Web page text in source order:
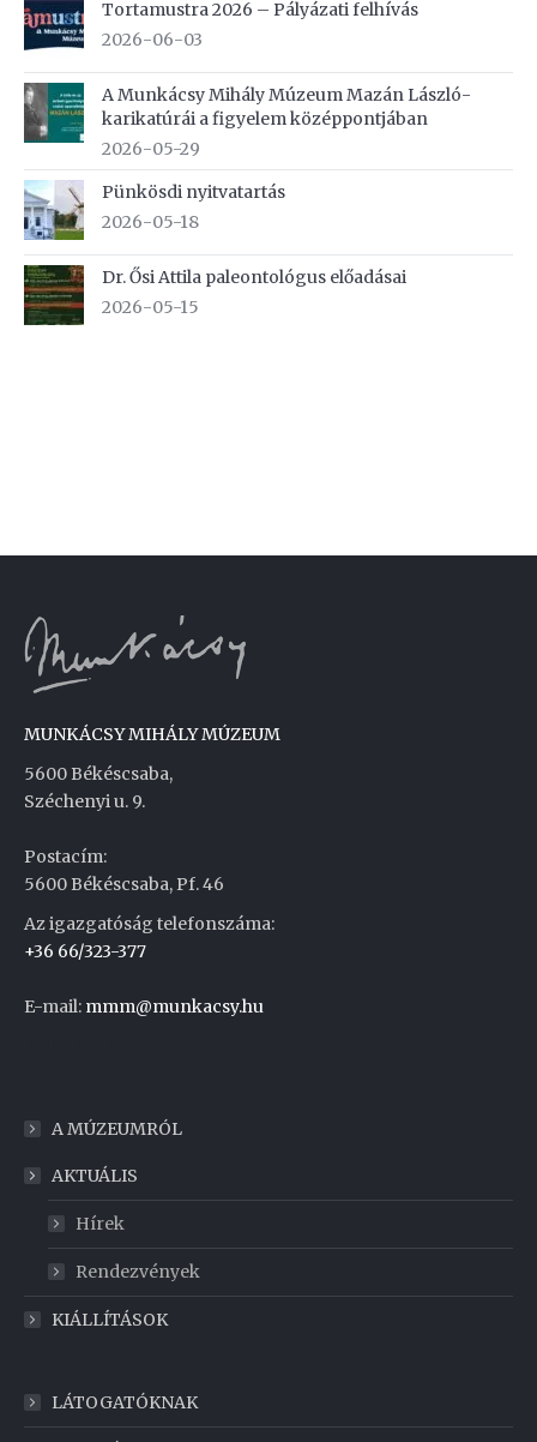
Tortamustra 2026 – Pályázati felhívás
2026-06-03
A Munkácsy Mihály Múzeum Mazán László-
karikatúrái a figyelem középpontjában
2026-05-29
Pünkösdi nyitvatartás
2026-05-18
Dr. Ősi Attila paleontológus előadásai
2026-05-15
MUNKÁCSY MIHÁLY MÚZEUM
5600 Békéscsaba,
Széchenyi u. 9.
Postacím:
5600 Békéscsaba, Pf. 46
Az igazgatóság telefonszáma:
+36 66/323-377
E-mail: mmm@munkacsy.hu
A MÚZEUMRÓL
AKTUÁLIS
Hírek
Rendezvények
KIÁLLÍTÁSOK
LÁTOGATÓKNAK